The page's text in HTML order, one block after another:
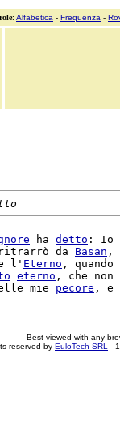
: Alfabetica - Frequenza -
ha detto :
da Basan ,
l' Eterno ,
eterno , che
mie pecore ,
Best viewed with any
reserved by EuloTech SRL -